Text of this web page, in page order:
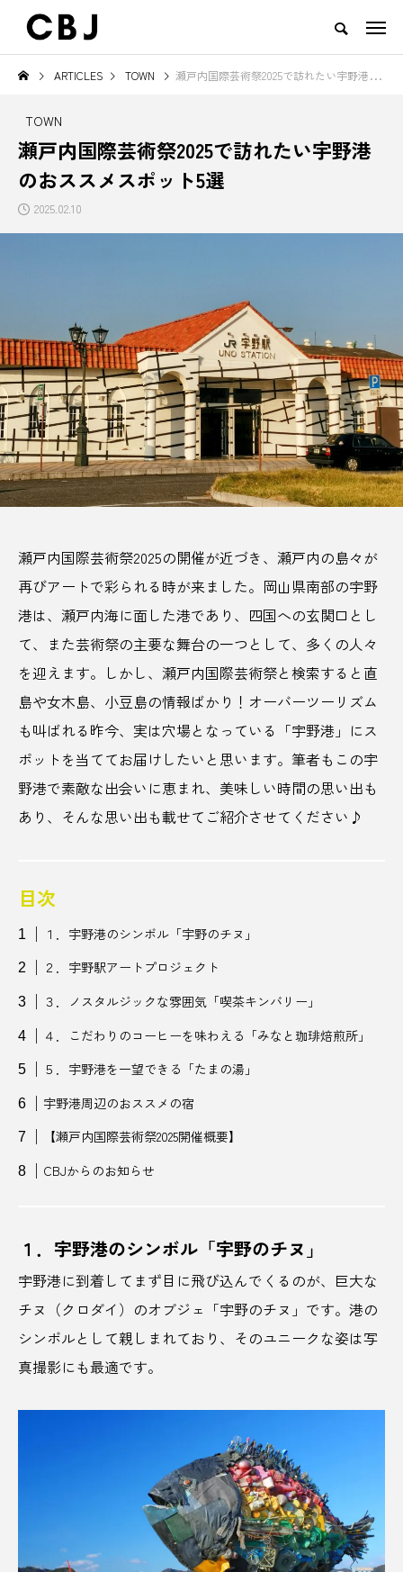
TOP ARTICLES RANKING EVENT CULTURE CONTACT
NEW POST
TOWN
ご当地鍋特集 — 北から南まで、
日本の冬を彩るあったか郷土の味
GOODS
地域の恵みと食文化を活かした
一無二のチーズ｜山田牧場 カー
サビアンカ【滋賀県甲賀市】
TAG LIST
BONDANCE CBJ CBJ Sauna Award 2024
CommunityBrandingJapan DASSAI EC
ITOMACHIHOTEL japan KYOTOGRAPHIE
OME 香 SHI Liqueur さくらんぼ
PRブランディング SAKE
SNS映え Spotify
YouTUbe アート アートスポット
アイヌ アウトドア
インド人 インバウンド
ウェルビーイング うきは うさぎ
うだつ うどん
エアクローゼット
エスコンフィールド オーシャンフロント
おこもりサウナ
お取り寄せ お土産 お茶
かつお カフェ
ARTICLES TOWN 瀬戸内国際芸術祭2025で訪れたい宇野港のおススメスポット5選
TOWN
瀬戸内国際芸術祭2025で訪れたい宇野港
のおススメスポット5選
2025.02.10
瀬戸内国際芸術祭2025の開催が近づき、瀬戸内の島々が
再びアートで彩られる時が来ました。岡山県南部の宇野
港は、瀬戸内海に面した港であり、四国への玄関口とし
て、また芸術祭の主要な舞台の一つとして、多くの人々
を迎えます。しかし、瀬戸内国際芸術祭と検索すると直
島や女木島、小豆島の情報ばかり！オーバーツーリズム
も叫ばれる昨今、実は穴場となっている「宇野港」にス
ポットを当ててお届けしたいと思います。筆者もこの宇
野港で素敵な出会いに恵まれ、美味しい時間の思い出も
あり、そんな思い出も載せてご紹介させてください♪
目次
１．宇野港のシンボル「宇野のチヌ」
２．宇野駅アートプロジェクト
３．ノスタルジックな雰囲気「喫茶キンバリー」
４．こだわりのコーヒーを味わえる「みなと珈琲焙煎所」
５．宇野港を一望できる「たまの湯」
宇野港周辺のおススメの宿
【瀬戸内国際芸術祭2025開催概要】
CBJからのお知らせ
１．宇野港のシンボル「宇野のチヌ」
宇野港に到着してまず目に飛び込んでくるのが、巨大な
チヌ（クロダイ）のオブジェ「宇野のチヌ」です。港の
シンボルとして親しまれており、そのユニークな姿は写
真撮影にも最適です。